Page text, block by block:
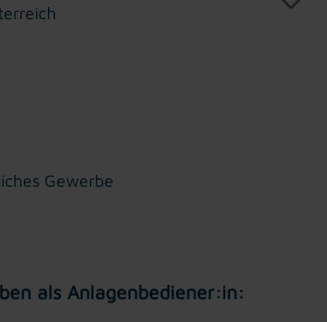
Gewerbe
als Anlagenbediener:in: